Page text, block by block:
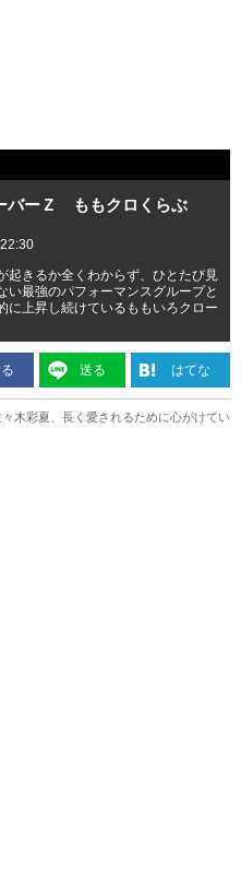
バーＺ ももクロくらぶ
起きるか全くわからず、ひとたび見
い最強のパフォーマンスグループと
に上昇し続けているももいろクロー
送る はてな
木彩夏、長く愛されるために心がけてい